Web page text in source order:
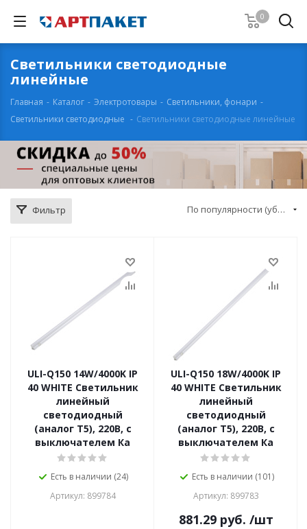
0
Светильники светодиодные
линейные
Главная - Каталог - Электротовары - Светильники, фонари -
Светильники светодиодные - Светильники светодиодные линейные
Фильтр По популярности (убывание)
ULI-Q150 14W/4000K IP
40 WHITE Светильник
линейный
светодиодный
(аналог Т5), 220В, с
выключателем Ка
Есть в наличии (24)
Артикул: 899784
ULI-Q150 18W/4000K IP
40 WHITE Светильник
линейный
светодиодный
(аналог Т5), 220В, с
выключателем Ка
Есть в наличии (101)
Артикул: 899783
881.29руб. /шт